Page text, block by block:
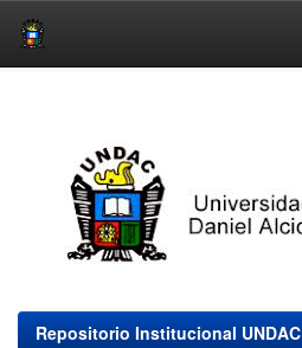
Repositorio Institucional UNDAC